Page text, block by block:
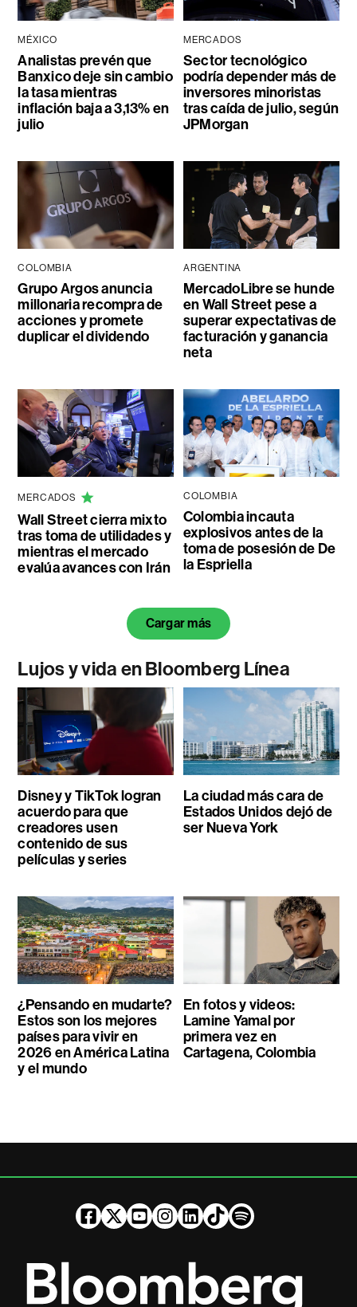
MÉXICO
Analistas prevén que
Banxico deje sin cambio
la tasa mientras
inflación baja a 3,13% en
julio
MERCADOS
Sector tecnológico
podría depender más de
inversores minoristas
tras caída de julio, según
JPMorgan
COLOMBIA
Grupo Argos anuncia
millonaria recompra de
acciones y promete
duplicar el dividendo
ARGENTINA
MercadoLibre se hunde
en Wall Street pese a
superar expectativas de
facturación y ganancia
neta
MERCADOS
Wall Street cierra mixto
tras toma de utilidades y
mientras el mercado
evalúa avances con Irán
COLOMBIA
Colombia incauta
explosivos antes de la
toma de posesión de De
la Espriella
Cargar más
Lujos y vida en Bloomberg Línea
Disney y TikTok logran
acuerdo para que
creadores usen
contenido de sus
películas y series
La ciudad más cara de
Estados Unidos dejó de
ser Nueva York
¿Pensando en mudarte?
Estos son los mejores
países para vivir en
2026 en América Latina
y el mundo
En fotos y videos:
Lamine Yamal por
primera vez en
Cartagena, Colombia